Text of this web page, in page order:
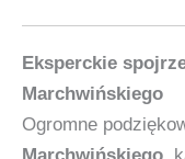
Eksperckie
Marchwińskiego
Ogromne